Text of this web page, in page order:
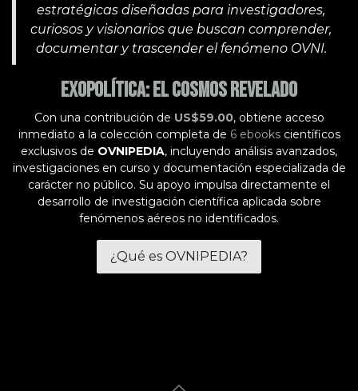
estratégicas diseñadas para investigadores,
curiosos y visionarios que buscan comprender,
documentar y trascender el fenómeno OVNI.
Exopolítica: El Cosmos Revelado
Con una contribución de US$59.00, obtiene acceso
inmediato a la colección completa de 6 ebookscientíficos
exclusivos de OVNIPEDIA, incluyendo análisis avanzados,
investigaciones en curso y documentación especializada de
carácter no público. Su apoyo impulsa directamente el
desarrollo de investigación científica aplicada sobre
fenómenos aéreos no identificados.
¿Qué es OVNIPEDIA?